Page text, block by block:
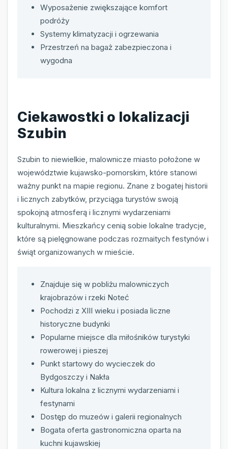
Wyposażenie zwiększające komfort
podróży
Systemy klimatyzacji i ogrzewania
Przestrzeń na bagaż zabezpieczona i
wygodna
Ciekawostki o lokalizacji
Szubin
Szubin to niewielkie, malownicze miasto położone w
województwie kujawsko-pomorskim, które stanowi
ważny punkt na mapie regionu. Znane z bogatej historii
i licznych zabytków, przyciąga turystów swoją
spokojną atmosferą i licznymi wydarzeniami
kulturalnymi. Mieszkańcy cenią sobie lokalne tradycje,
które są pielęgnowane podczas rozmaitych festynów i
świąt organizowanych w mieście.
Znajduje się w pobliżu malowniczych
krajobrazów i rzeki Noteć
Pochodzi z XIII wieku i posiada liczne
historyczne budynki
Popularne miejsce dla miłośników turystyki
rowerowej i pieszej
Punkt startowy do wycieczek do
Bydgoszczy i Nakła
Kultura lokalna z licznymi wydarzeniami i
festynami
Dostęp do muzeów i galerii regionalnych
Bogata oferta gastronomiczna oparta na
kuchni kujawskiej